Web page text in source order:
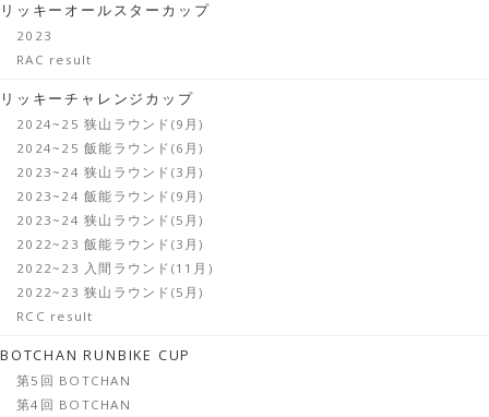
リッキーオールスターカップ
2023
RAC result
リッキーチャレンジカップ
2024~25 狭山ラウンド(9月)
2024~25 飯能ラウンド(6月)
2023~24 狭山ラウンド(3月)
2023~24 飯能ラウンド(9月)
2023~24 狭山ラウンド(5月)
2022~23 飯能ラウンド(3月)
2022~23 入間ラウンド(11月)
2022~23 狭山ラウンド(5月)
RCC result
BOTCHAN RUNBIKE CUP
第5回 BOTCHAN
第4回 BOTCHAN